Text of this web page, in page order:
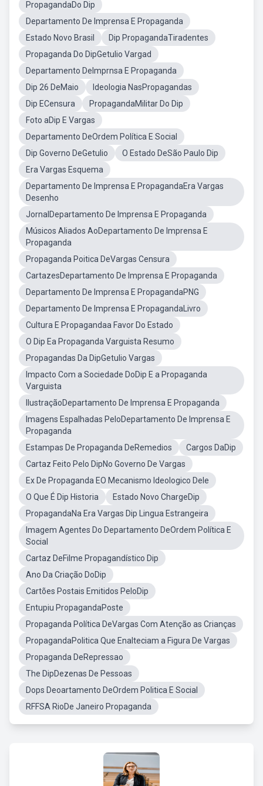
PropagandaDo Dip
Departamento De Imprensa E Propaganda
Estado Novo Brasil
Dip PropagandaTiradentes
Propaganda Do DipGetulio Vargad
Departamento DeImprnsa E Propaganda
Dip 26 DeMaio
Ideologia NasPropagandas
Dip ECensura
PropagandaMilitar Do Dip
Foto aDip E Vargas
Departamento DeOrdem Política E Social
Dip Governo DeGetulio
O Estado DeSão Paulo Dip
Era Vargas Esquema
Departamento De Imprensa E PropagandaEra Vargas
Desenho
JornalDepartamento De Imprensa E Propaganda
Músicos Aliados AoDepartamento De Imprensa E
Propaganda
Propaganda Poitica DeVargas Censura
CartazesDepartamento De Imprensa E Propaganda
Departamento De Imprensa E PropagandaPNG
Departamento De Imprensa E PropagandaLivro
Cultura E Propagandaa Favor Do Estado
O Dip Ea Propaganda Varguista Resumo
Propagandas Da DipGetulio Vargas
Impacto Com a Sociedade DoDip E a Propaganda
Varguista
IlustraçãoDepartamento De Imprensa E Propaganda
Imagens Espalhadas PeloDepartamento De Imprensa E
Propaganda
Estampas De Propaganda DeRemedios
Cargos DaDip
Cartaz Feito Pelo DipNo Governo De Vargas
Ex De Propaganda EO Mecanismo Ideologico Dele
O Que É Dip Historia
Estado Novo ChargeDip
PropagandaNa Era Vargas Dip Lingua Estrangeira
Imagem Agentes Do Departamento DeOrdem Política E
Social
Cartaz DeFilme Propagandístico Dip
Ano Da Criação DoDip
Cartões Postais Emitidos PeloDip
Entupiu PropagandaPoste
Propaganda Política DeVargas Com Atenção as Crianças
PropagandaPolitica Que Enalteciam a Figura De Vargas
Propaganda DeRepressao
The DipDezenas De Pessoas
Dops Deoartamento DeOrdem Politica E Social
RFFSA RioDe Janeiro Propaganda